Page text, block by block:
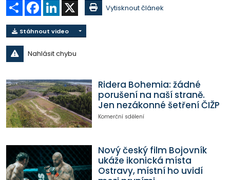
Sdílet Facebook
LinkedIn Vytisknout článek
Stáhnout video
Nahlásit chybu
Ridera Bohemia: žádné
porušení na naší straně.
Jen nezákonné šetření ČIŽP
Komerční sdělení
Nový český film Bojovník
ukáže ikonická místa
Ostravy, místní ho uvidí